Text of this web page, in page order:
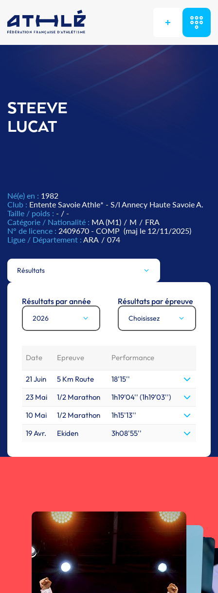
+
STEEVE
LUCAT
Né(e) en : 1982
Club : Entente Savoie Athle* - S/l Annecy Haute Savoie A.
Taille / poids : - / -
Catégorie / Nationalité : MA (M1) / M / FRA
N° de licence : 2409670 - COMP (maj le 12/11/2025)
Ligue / Département : ARA / 074
Résultats
Résultats par année
2026
Résultats par épreuve
Choisissez
Date Epreuve Performance
21 Juin 5 Km Route
18'15''
23 Mai
1/2 Marathon
1h19'04'' (1h19'03'')
10 Mai
1/2 Marathon
1h15'13''
19 Avr.
Ekiden 3h08'55''